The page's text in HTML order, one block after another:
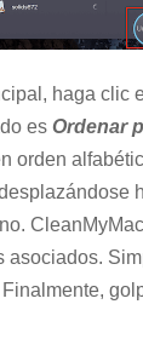
haga clic
esOrdenar
orden
asociados.